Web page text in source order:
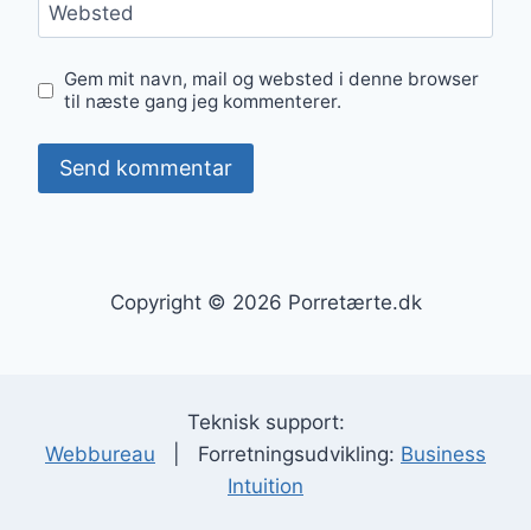
Websted
Gem mit navn, mail og websted i denne browser
til næste gang jeg kommenterer.
Copyright © 2026 Porretærte.dk
Teknisk support:
Webbureau | Forretningsudvikling: Business
Intuition